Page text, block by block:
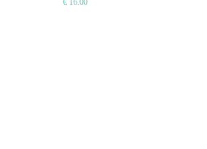
košíka
€ 16.00